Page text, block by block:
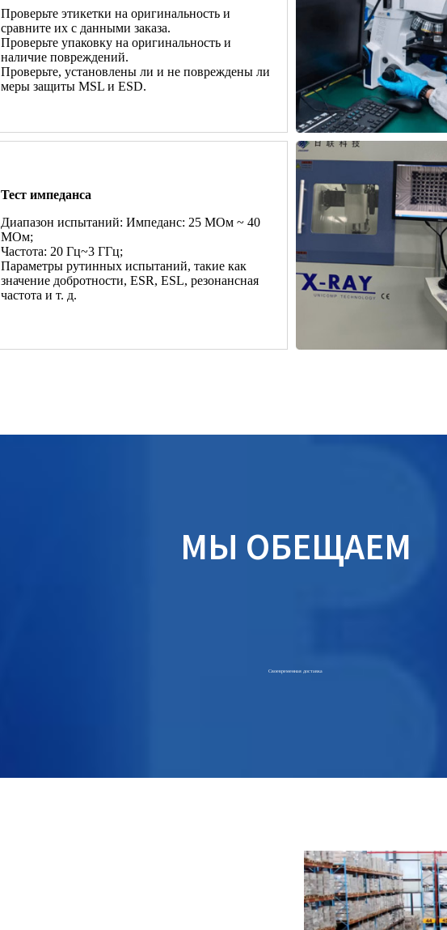
Проверьте этикетки на оригинальность и
сравните их с данными заказа.
Проверьте упаковку на оригинальность и
наличие повреждений.
Проверьте, установлены ли и не повреждены ли
меры защиты MSL и ESD.
Тест импеданса
Диапазон испытаний: Импеданс: 25 МОм ~ 40
МОм;
Частота: 20 Гц~3 ГГц;
Параметры рутинных испытаний, такие как
значение добротности, ESR, ESL, резонансная
частота и т. д.
МЫ ОБЕЩАЕМ
Своевременная доставка